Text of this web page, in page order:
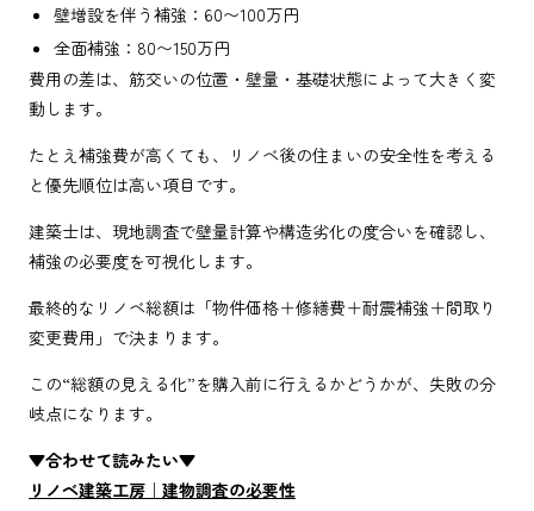
壁増設を伴う補強：60〜100万円
全面補強：80〜150万円
費用の差は、筋交いの位置・壁量・基礎状態によって大きく変
動します。
たとえ補強費が高くても、リノベ後の住まいの安全性を考える
と優先順位は高い項目です。
建築士は、現地調査で壁量計算や構造劣化の度合いを確認し、
補強の必要度を可視化します。
最終的なリノベ総額は「物件価格＋修繕費＋耐震補強＋間取り
変更費用」で決まります。
この“総額の見える化”を購入前に行えるかどうかが、失敗の分
岐点になります。
▼合わせて読みたい▼
リノベ建築工房｜建物調査の必要性